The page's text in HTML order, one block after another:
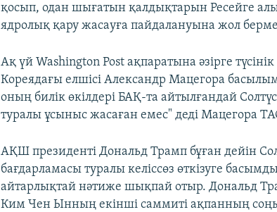
қосып, одан шығатын қалдықтарын Ресейге
ядролық қару жасауға пайдалануына жол
Ақ үй Washington Post ақпаратына әзірге
Кореядағы елшісі Александр Мацегора
оның билік өкілдері БАҚ-та айтылғандай
туралы ұсыныс жасаған емес" деді Мацегора
АҚШ президенті Дональд Трамп бұған дейін
бағдарламасы туралы келіссөз өткізуге
айтарлықтай нәтиже шықпай отыр. Дональд
Ким Чен Ынның екінші саммиті ақпанның